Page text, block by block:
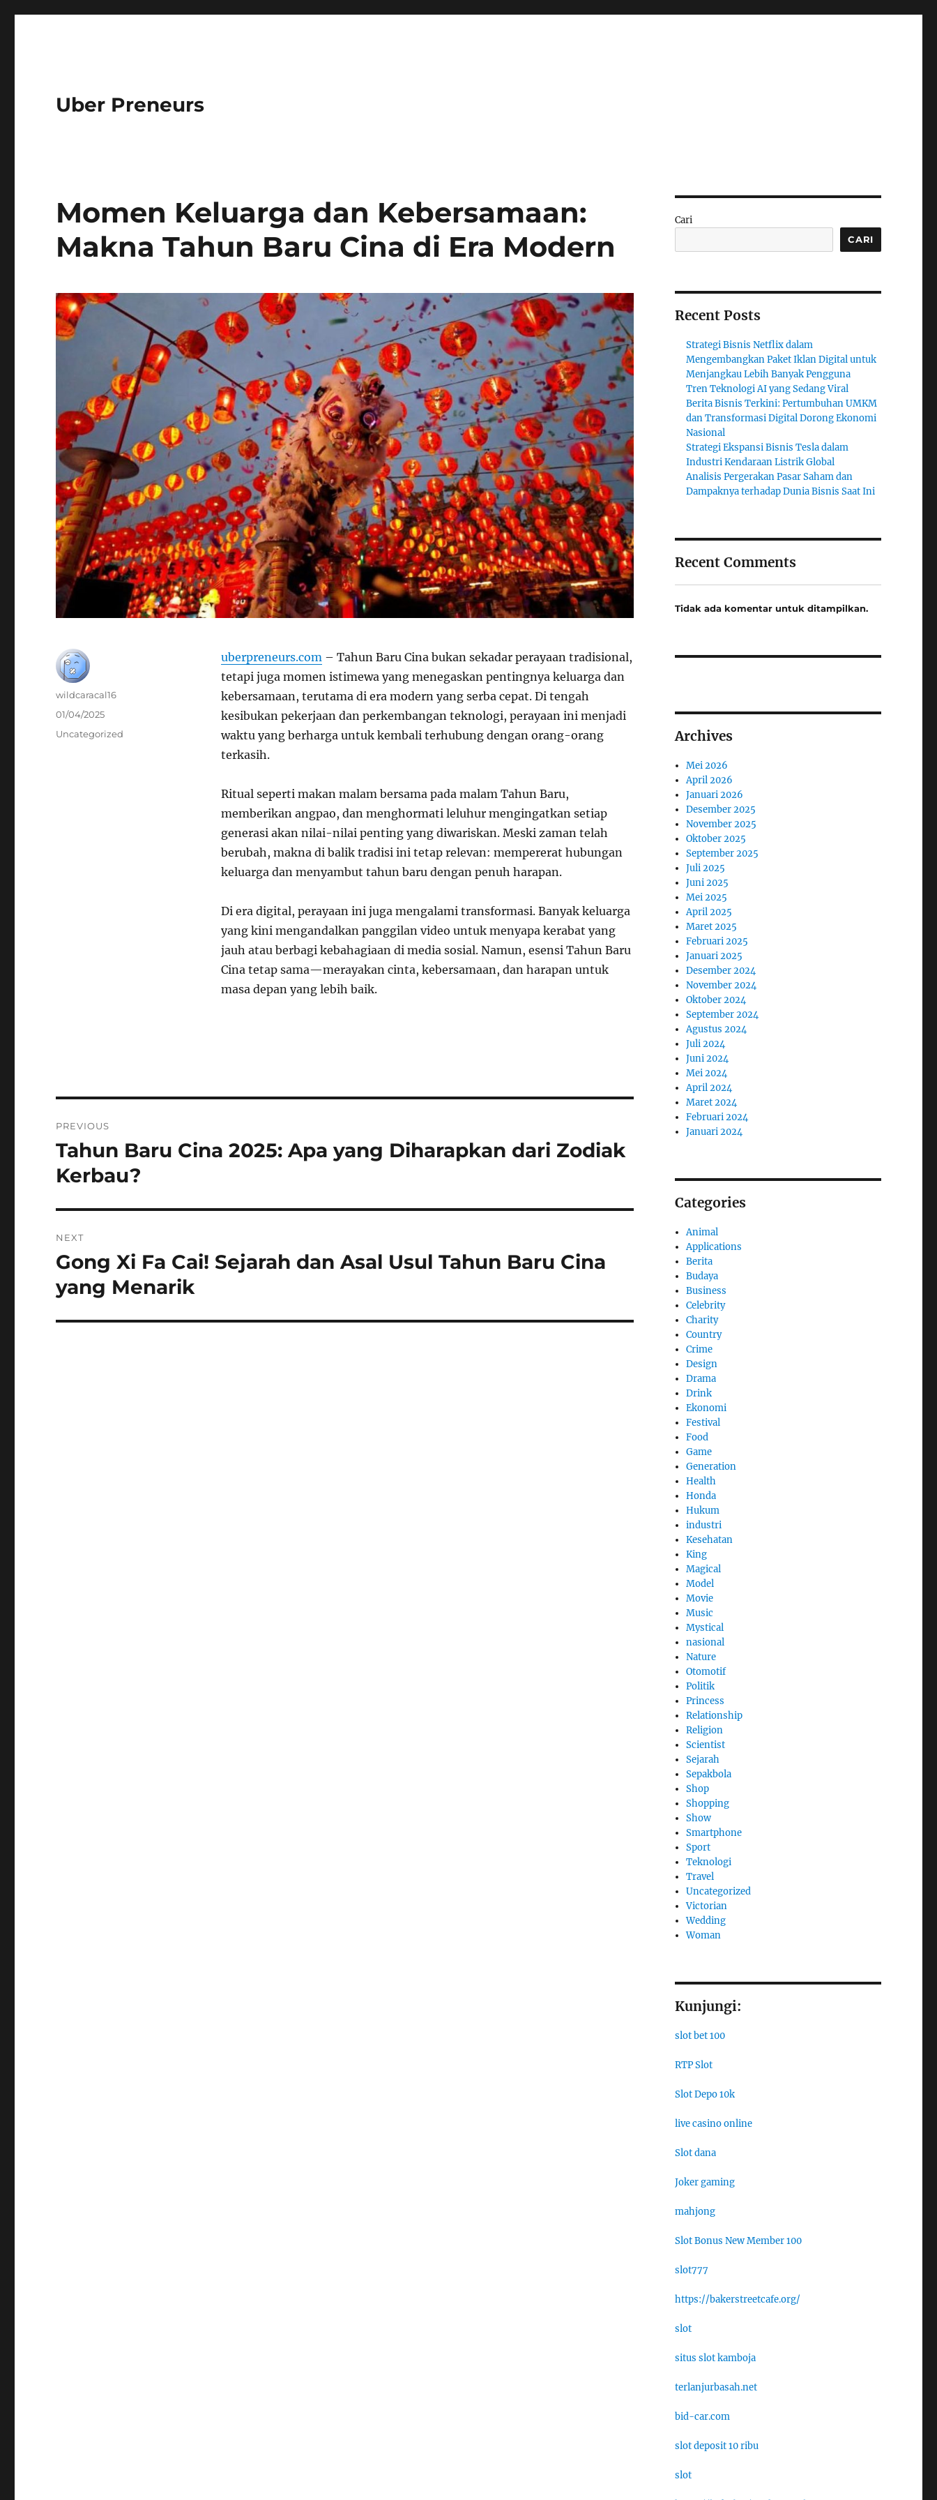
Uber Preneurs
Momen Keluarga dan Kebersamaan:
Makna Tahun Baru Cina di Era Modern
uberpreneurs.com– Tahun Baru Cina bukan sekadar perayaan tradisional,
tetapi juga momen istimewa yang menegaskan pentingnya keluarga dan
kebersamaan, terutama di era modern yang serba cepat. Di tengah
kesibukan pekerjaan dan perkembangan teknologi, perayaan ini menjadi
waktu yang berharga untuk kembali terhubung dengan orang-orang
terkasih.
Ritual seperti makan malam bersama pada malam Tahun Baru,
memberikan angpao, dan menghormati leluhur mengingatkan setiap
generasi akan nilai-nilai penting yang diwariskan. Meski zaman telah
berubah, makna di balik tradisi ini tetap relevan: mempererat hubungan
keluarga dan menyambut tahun baru dengan penuh harapan.
Di era digital, perayaan ini juga mengalami transformasi. Banyak keluarga
yang kini mengandalkan panggilan video untuk menyapa kerabat yang
jauh atau berbagi kebahagiaan di media sosial. Namun, esensi Tahun Baru
Cina tetap sama—merayakan cinta, kebersamaan, dan harapan untuk
masa depan yang lebih baik.
Author
wildcaracal16
Posted
01/04/2025
Categories
Uncategorized
pos
PREVIOUS
Previous
post:
Tahun Baru Cina 2025: Apa yang Diharapkan dari Zodiak
Kerbau?
NEXT
Next
Gong Xi Fa Cai! Sejarah dan Asal Usul Tahun Baru Cina
yang Menarik
Cari
CARI
Recent Posts
Strategi Bisnis Netflix dalam
Mengembangkan Paket Iklan Digital untuk
Menjangkau Lebih Banyak Pengguna
Tren Teknologi AI yang Sedang Viral
Berita Bisnis Terkini: Pertumbuhan UMKM
dan Transformasi Digital Dorong Ekonomi
Nasional
Strategi Ekspansi Bisnis Tesla dalam
Industri Kendaraan Listrik Global
Analisis Pergerakan Pasar Saham dan
Dampaknya terhadap Dunia Bisnis Saat Ini
Recent Comments
Tidak ada komentar untuk ditampilkan.
Archives
Mei 2026
April 2026
Januari 2026
Desember 2025
November 2025
Oktober 2025
September 2025
Juli 2025
Juni 2025
Mei 2025
April 2025
Maret 2025
Februari 2025
Januari 2025
Desember 2024
November 2024
Oktober 2024
September 2024
Agustus 2024
Juli 2024
Juni 2024
Mei 2024
April 2024
Maret 2024
Februari 2024
Januari 2024
Categories
Animal
Applications
Berita
Budaya
Business
Celebrity
Charity
Country
Crime
Design
Drama
Drink
Ekonomi
Festival
Food
Game
Generation
Health
Honda
Hukum
industri
Kesehatan
King
Magical
Model
Movie
Music
Mystical
nasional
Nature
Otomotif
Politik
Princess
Relationship
Religion
Scientist
Sejarah
Sepakbola
Shop
Shopping
Show
Smartphone
Sport
Teknologi
Travel
Uncategorized
Victorian
Wedding
Woman
Kunjungi:
slot bet 100
RTP Slot
Slot Depo 10k
live casino online
Slot dana
Joker gaming
mahjong
Slot Bonus New Member 100
slot777
https://bakerstreetcafe.org/
slot
situs slot kamboja
terlanjurbasah.net
bid-car.com
slot deposit 10 ribu
slot